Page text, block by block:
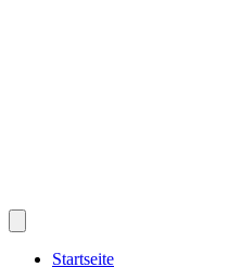
Startseite